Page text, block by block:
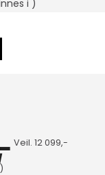
i )
Veil.12 099,-